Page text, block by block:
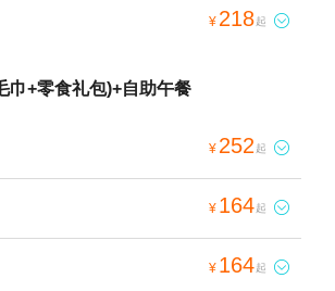
¥ 218起 
巾+零食礼包)+自助午餐
¥ 252 起 
¥ 164起 
¥ 164起 